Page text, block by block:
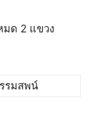
มด 2 แขวง
รมสพน์